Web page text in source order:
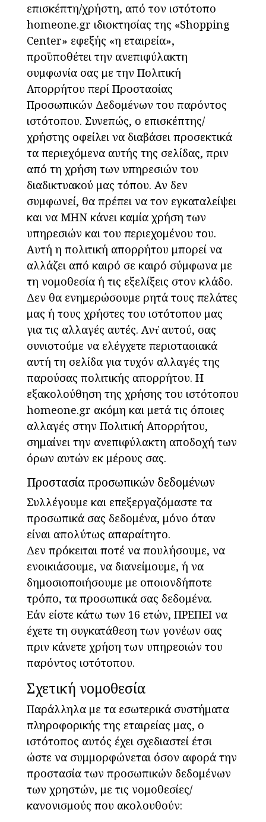
επισκέπτη/χρήστη, από τον ιστότοπο
homeone.gr ιδιοκτησίας της «Shopping
Center» εφεξής «η εταιρεία»,
προϋποθέτει την ανεπιφύλακτη
συμφωνία σας με την Πολιτική
Απορρήτου περί Προστασίας
Προσωπικών Δεδομένων του παρόντος
ιστότοπου. Συνεπώς, ο επισκέπτης/
χρήστης οφείλει να διαβάσει προσεκτικά
τα περιεχόμενα αυτής της σελίδας, πριν
από τη χρήση των υπηρεσιών του
διαδικτυακού μας τόπου. Αν δεν
συμφωνεί, θα πρέπει να τον εγκαταλείψει
και να ΜΗΝ κάνει καμία χρήση των
υπηρεσιών και του περιεχομένου του.
Αυτή η πολιτική απορρήτου μπορεί να
αλλάζει από καιρό σε καιρό σύμφωνα με
τη νομοθεσία ή τις εξελίξεις στον κλάδο.
Δεν θα ενημερώσουμε ρητά τους πελάτες
μας ή τους χρήστες του ιστότοπου μας
για τις αλλαγές αυτές. Αντ̓ αυτού, σας
συνιστούμε να ελέγχετε περιστασιακά
αυτή τη σελίδα για τυχόν αλλαγές της
παρούσας πολιτικής απορρήτου. Η
εξακολούθηση της χρήσης του ιστότοπου
homeone.gr ακόμη και μετά τις όποιες
αλλαγές στην Πολιτική Απορρήτου,
σημαίνει την ανεπιφύλακτη αποδοχή των
όρων αυτών εκ μέρους σας.
Προστασία προσωπικών δεδομένων
Συλλέγουμε και επεξεργαζόμαστε τα
προσωπικά σας δεδομένα, μόνο όταν
είναι απολύτως απαραίτητο.
Δεν πρόκειται ποτέ να πουλήσουμε, να
ενοικιάσουμε, να διανείμουμε, ή να
δημοσιοποιήσουμε με οποιονδήποτε
τρόπο, τα προσωπικά σας δεδομένα.
Εάν είστε κάτω των 16 ετών, ΠΡΕΠΕΙ να
έχετε τη συγκατάθεση των γονέων σας
πριν κάνετε χρήση των υπηρεσιών του
παρόντος ιστότοπου.
Σχετική νομοθεσία
Παράλληλα με τα εσωτερικά συστήματα
πληροφορικής της εταιρείας μας, ο
ιστότοπος αυτός έχει σχεδιαστεί έτσι
ώστε να συμμορφώνεται όσον αφορά την
προστασία των προσωπικών δεδομένων
των χρηστών, με τις νομοθεσίες/
κανονισμούς που ακολουθούν: